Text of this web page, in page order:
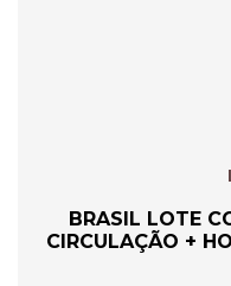
BRASIL LOTE
CIRCULAÇÃO +